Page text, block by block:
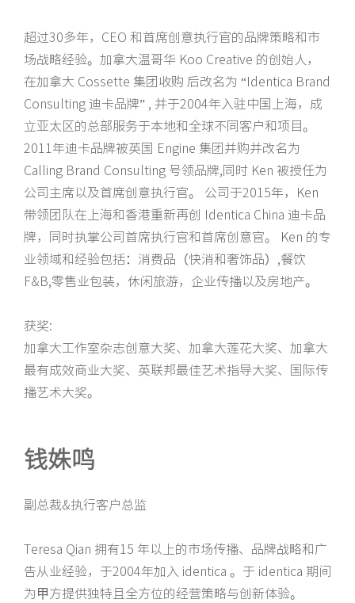
超过30多年，CEO 和首席创意执行官的品牌策略和市
场战略经验。加拿大温哥华 Koo Creative 的创始人，
在加拿大 Cossette 集团收购 后改名为 “Identica Brand
Consulting 迪卡品牌” , 并于2004年入驻中国上海，成
立亚太区的总部服务于本地和全球不同客户和项目。
2011年迪卡品牌被英国 Engine 集团并购并改名为
Calling Brand Consulting 号领品牌,同时 Ken 被授任为
公司主席以及首席创意执行官。 公司于2015年，Ken
带领团队在上海和香港重新再创 Identica China 迪卡品
牌，同时执掌公司首席执行官和首席创意官。 Ken 的专
业领域和经验包括：消费品（快消和奢饰品）,餐饮
F&B,零售业包装，休闲旅游，企业传播以及房地产。
获奖:
加拿大工作室杂志创意大奖、加拿大莲花大奖、加拿大
最有成效商业大奖、英联邦最佳艺术指导大奖、国际传
播艺术大奖。
钱姝鸣
副总裁&执行客户总监
Teresa Qian 拥有15 年以上的市场传播、品牌战略和广
告从业经验，于2004年加入 identica 。于 identica 期间
为甲方提供独特且全方位的经营策略与创新体验。